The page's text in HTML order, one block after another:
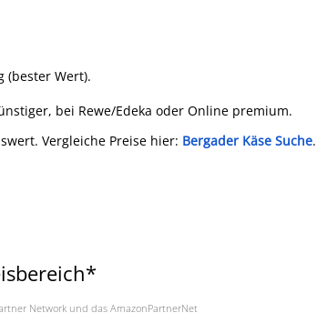
(bester Wert).
bei Rewe/Edeka oder Online premium.
Vergleiche Preise hier: Bergader Käse Suche
Network und das AmazonPartnerNet